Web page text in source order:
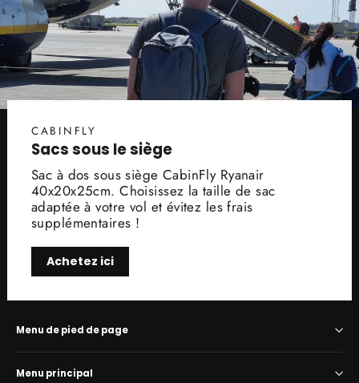
CABINFLY
Sacs sous le siège
Sac à dos sous siège CabinFly Ryanair
40x20x25cm. Choisissez la taille de sac
adaptée à votre vol et évitez les frais
supplémentaires !
Achetez ici
Menu de pied de page
Menu principal